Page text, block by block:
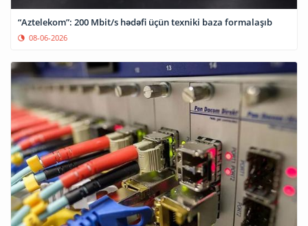
“Aztelekom”: 200 Mbit/s hədəfi üçün texniki baza formalaşıb
08-06-2026